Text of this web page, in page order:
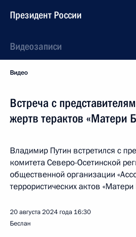
Президент России
Видеозаписи
Видео
Встреча с
жертв терактов «Матери
Владимир Путин встретился с
комитета Северо-Осетинской
общественной организации
террористических актов
20 августа 2024 года 16:30
Беслан